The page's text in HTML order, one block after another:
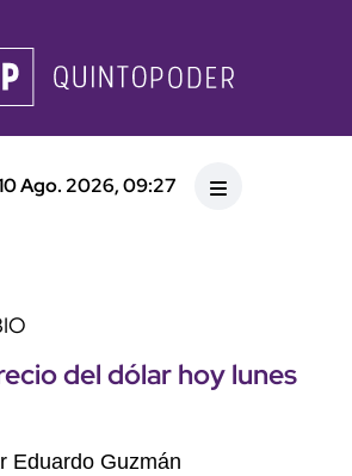
Ago. 2026, 09:27
del dólar hoy lunes
Eduardo Guzmán